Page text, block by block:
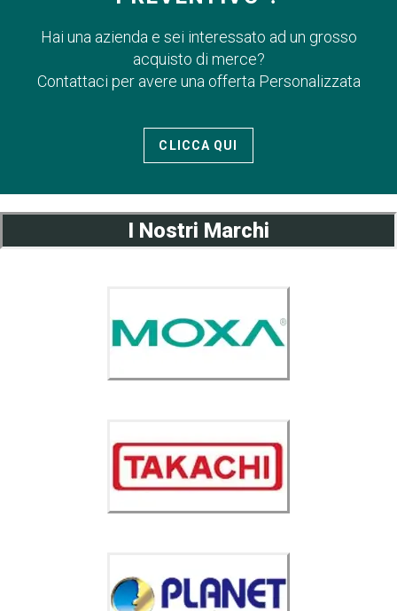
Hai una azienda e sei interessato ad un grosso
acquisto di merce?
Contattaci per avere una offerta Personalizzata
CLICCA QUI
I Nostri Marchi